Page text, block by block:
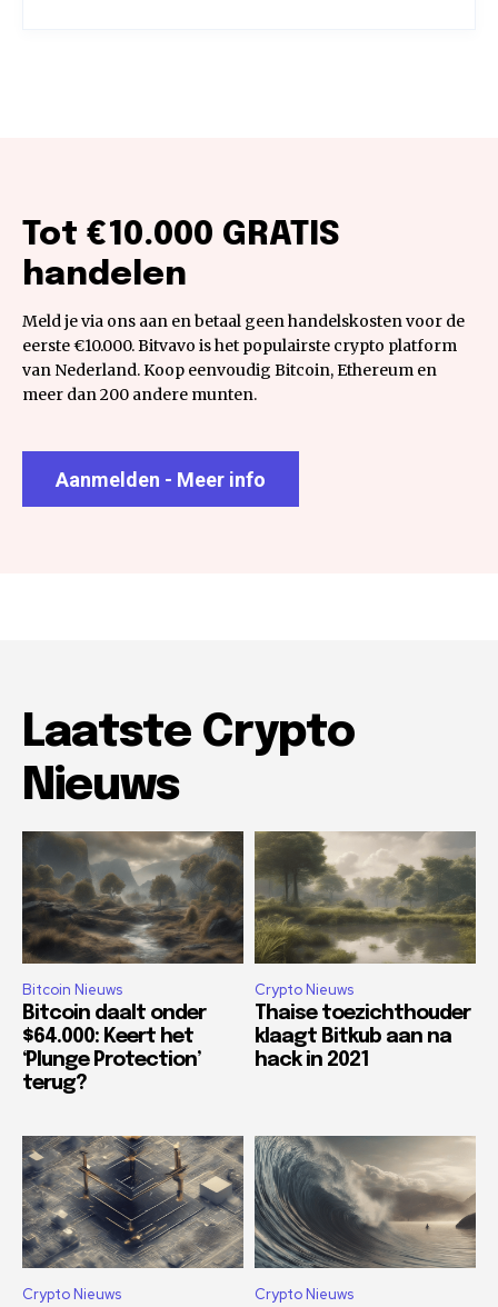
Tot €10.000 GRATIS
handelen
Meld je via ons aan en betaal geen handelskosten voor de
eerste €10.000. Bitvavo is het populairste crypto platform
van Nederland. Koop eenvoudig Bitcoin, Ethereum en
meer dan 200 andere munten.
Aanmelden - Meer info
Laatste Crypto
Nieuws
Bitcoin Nieuws
Bitcoin daalt onder
$64.000: Keert het
‘Plunge Protection’
terug?
Crypto Nieuws
Thaise toezichthouder
klaagt Bitkub aan na
hack in 2021
Crypto Nieuws Crypto Nieuws